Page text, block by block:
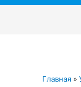
Главная »